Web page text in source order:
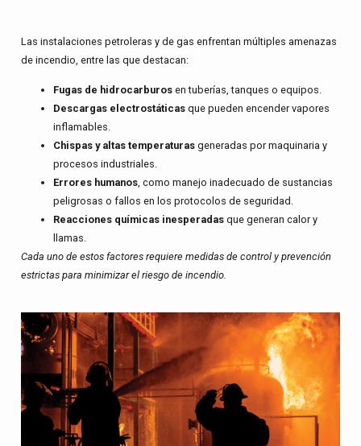
Las instalaciones petroleras y de gas enfrentan múltiples amenazas
de incendio, entre las que destacan:
Fugas de hidrocarburosen tuberías, tanques o equipos.
Descargas electrostáticasque pueden encender vapores
inflamables.
Chispas y altas temperaturasgeneradas por maquinaria y
procesos industriales.
Errores humanos, como manejo inadecuado de sustancias
peligrosas o fallos en los protocolos de seguridad.
Reacciones químicas inesperadasque generan calor y
llamas.
Cada uno de estos factores requiere medidas de control y prevención
estrictas para minimizar el riesgo de incendio.